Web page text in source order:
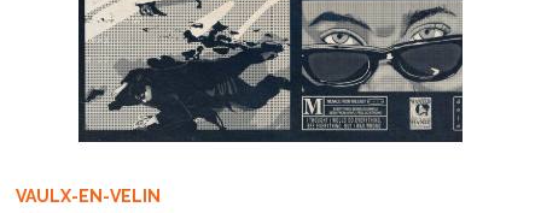
VAULX-EN-VELIN